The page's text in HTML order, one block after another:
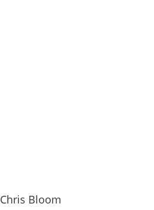
Chris Bloom